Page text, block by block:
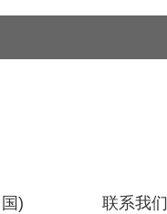
) 联系我们